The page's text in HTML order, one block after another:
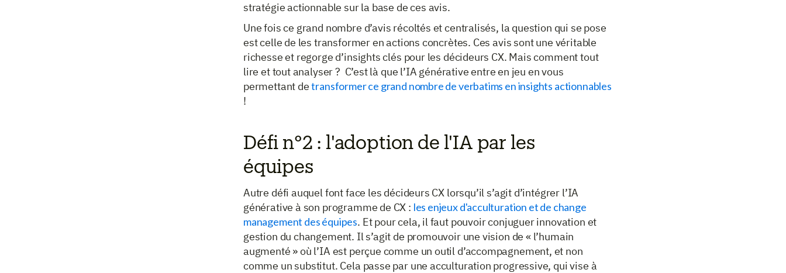
stratégie actionnable sur la base de ces avis.
Une fois ce grand nombre d’avis récoltés et centralisés, la question qui se pose
est celle de les transformer en actions concrètes. Ces avis sont une véritable
richesse et regorge d’insights clés pour les décideurs CX. Mais comment tout
lire et tout analyser ? C’est là que l’IA générative entre en jeu en vous
permettant detransformer ce grand nombre de verbatims en insights actionnables
!
Défi n°2 : l'adoption de l'IA par les
équipes
Autre défi auquel font face les décideurs CX lorsqu’il s’agit d’intégrer l’IA
générative à son programme de CX : les enjeux d'acculturation et de change
management des équipes. Et pour cela, il faut pouvoir conjuguer innovation et
gestion du changement. Il s’agit de promouvoir une vision de « l’humain
augmenté » où l’IA est perçue comme un outil d’accompagnement, et non
comme un substitut. Cela passe par une acculturation progressive, qui vise à